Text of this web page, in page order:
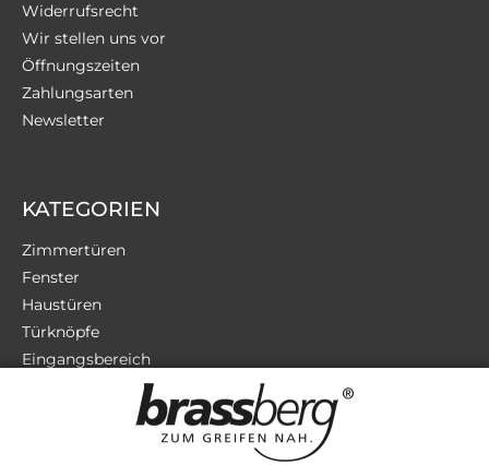
Widerrufsrecht
Wir stellen uns vor
Öffnungszeiten
Zahlungsarten
Newsletter
KATEGORIEN
Zimmertüren
Fenster
Haustüren
Türknöpfe
Eingangsbereich